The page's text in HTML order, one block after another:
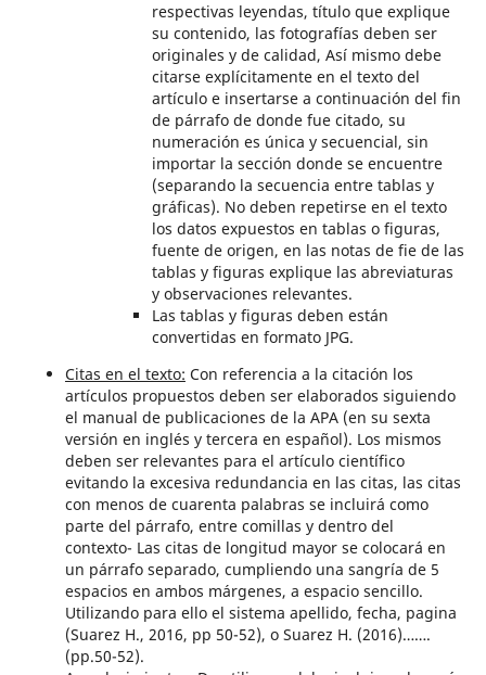
respectivas leyendas, título que explique
su contenido, las fotografías deben ser
originales y de calidad, Así mismo debe
citarse explícitamente en el texto del
artículo e insertarse a continuación del fin
de párrafo de donde fue citado, su
numeración es única y secuencial, sin
importar la sección donde se encuentre
(separando la secuencia entre tablas y
gráficas). No deben repetirse en el texto
los datos expuestos en tablas o figuras,
fuente de origen, en las notas de fie de las
tablas y figuras explique las abreviaturas
y observaciones relevantes.
Las tablas y figuras deben están
convertidas en formato JPG.
Citas en el texto: Con referencia a la citación los
artículos propuestos deben ser elaborados siguiendo
el manual de publicaciones de la APA (en su sexta
versión en inglés y tercera en español). Los mismos
deben ser relevantes para el artículo científico
evitando la excesiva redundancia en las citas, las citas
con menos de cuarenta palabras se incluirá como
parte del párrafo, entre comillas y dentro del
contexto- Las citas de longitud mayor se colocará en
un párrafo separado, cumpliendo una sangría de 5
espacios en ambos márgenes, a espacio sencillo.
Utilizando para ello el sistema apellido, fecha, pagina
(Suarez H., 2016, pp 50-52), o Suarez H. (2016)…….
(pp.50-52).